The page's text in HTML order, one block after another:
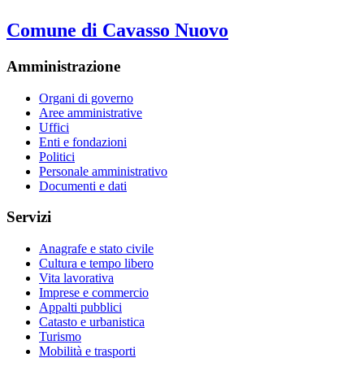
Comune di Cavasso Nuovo
Amministrazione
Organi di governo
Aree amministrative
Uffici
Enti e fondazioni
Politici
Personale amministrativo
Documenti e dati
Servizi
Anagrafe e stato civile
Cultura e tempo libero
Vita lavorativa
Imprese e commercio
Appalti pubblici
Catasto e urbanistica
Turismo
Mobilità e trasporti